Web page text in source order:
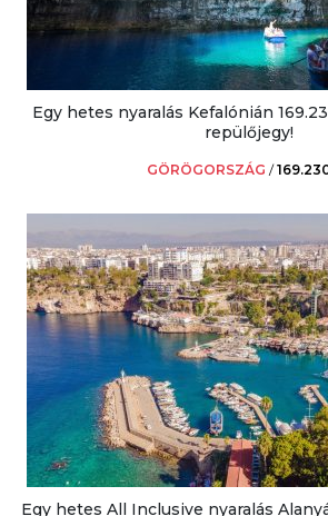
Egy hetes nyaralás Kefalónián
repülőjegy!
GÖRÖGORSZÁG /
Egy hetes All Inclusive nyaralás